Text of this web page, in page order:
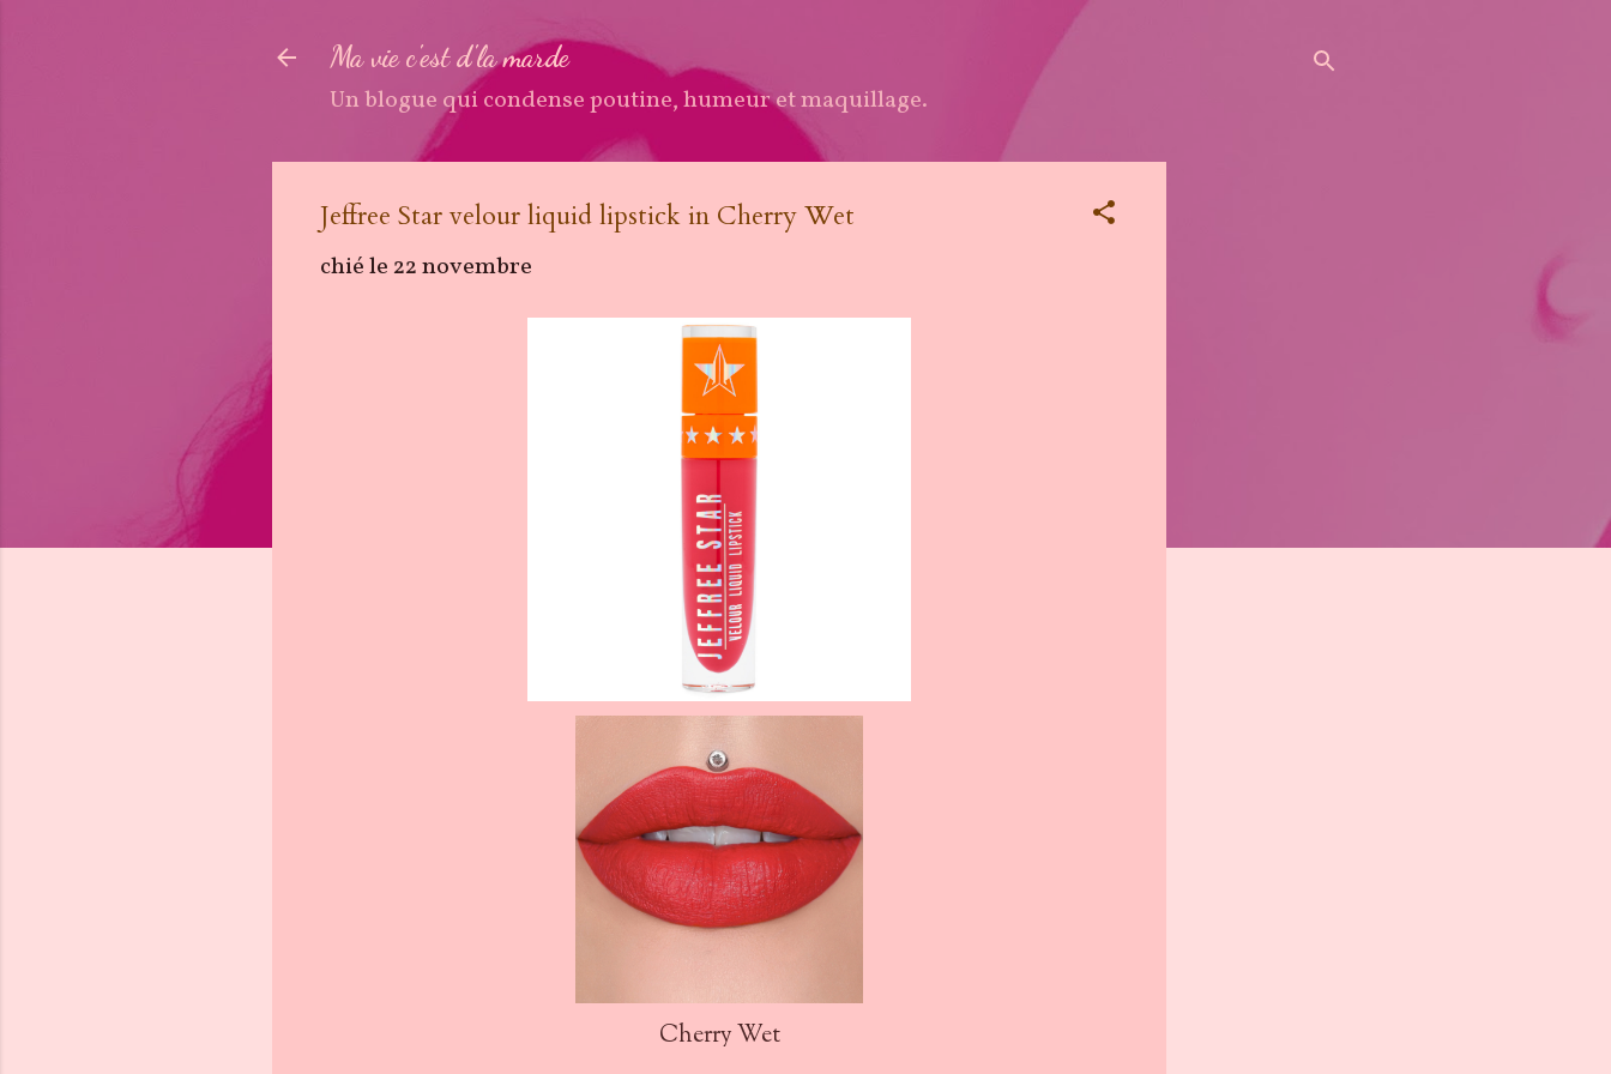
Ma vie c'est d'la marde
Un blogue qui condense poutine, humeur et maquillage.
Jeffree Star velour liquid lipstick in Cherry Wet
chié le22 novembre
Cherry Wet